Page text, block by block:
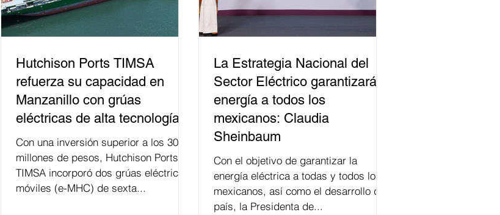
Hutchison Ports TIMSA
refuerza su capacidad en
Manzanillo con grúas
eléctricas de alta tecnología
Con una inversión superior a los 300
millones de pesos, Hutchison Ports
TIMSA incorporó dos grúas eléctricas
móviles (e-MHC) de sexta...
La Estrategia Nacional del
Sector Eléctrico garantizará
energía a todos los
mexicanos: Claudia
Sheinbaum
Con el objetivo de garantizar la
energía eléctrica a todas y todos los
mexicanos, así como el desarrollo del
país, la Presidenta de...